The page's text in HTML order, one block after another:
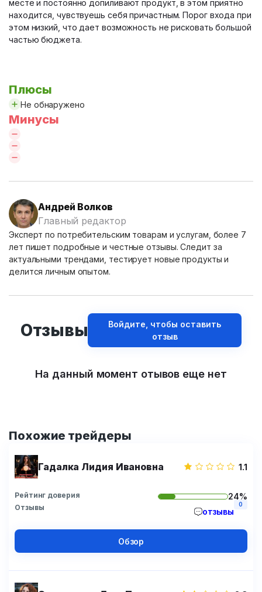
месте и постоянно допиливают продукт, в этом приятно
находится, чувствуешь себя причастным. Порог входа при
этом низкий, что дает возможность не рисковать большой
частью бюджета.
Плюсы
Не обнаружено
Минусы
Андрей Волков
Главный редактор
Эксперт по потребительским товарам и услугам, более 7
лет пишет подробные и честные отзывы. Следит за
актуальными трендами, тестирует новые продукты и
делится личным опытом.
Отзывы
Войдите, чтобы оставить
отзыв
На данный момент отывов еще нет
Похожие трейдеры
Гадалка Лидия Ивановна 1.1
Рейтинг доверия 24%
Отзывы отзывы
0
Обзор